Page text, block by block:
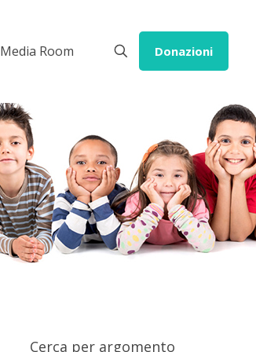
Media Room Donazioni
Cerca per argomento